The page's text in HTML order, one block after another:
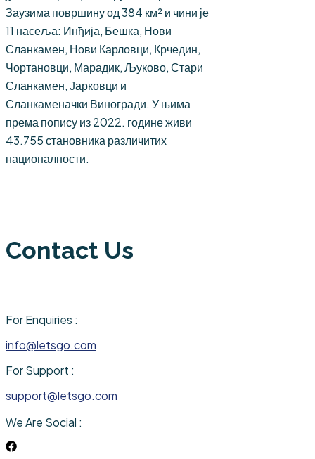
Заузима површину од 384 км² и чини је
11 насеља: Инђија, Бешка, Нови
Сланкамен, Нови Карловци, Крчедин,
Чортановци, Марадик, Љуково, Стари
Сланкамен, Јарковци и
Сланкаменачки Виногради. У њима
према попису из 2022. године живи
43.755 становника различитих
националности.
Contact Us
For Enquiries :
info@letsgo.com
For Support :
support@letsgo.com
We Are Social :